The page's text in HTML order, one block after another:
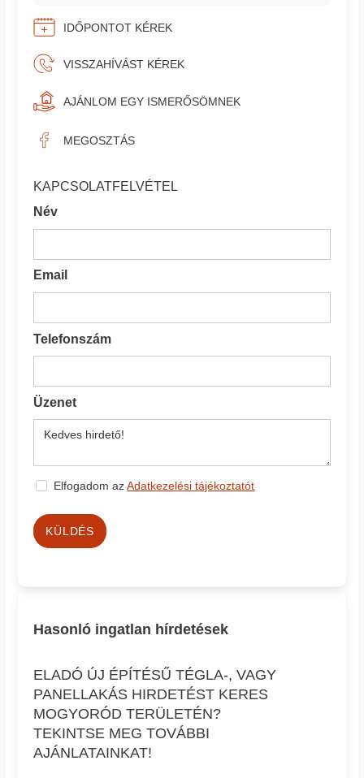
IDŐPONTOT KÉREK
VISSZAHÍVÁST KÉREK
AJÁNLOM EGY ISMERŐSÖMNEK
MEGOSZTÁS
KAPCSOLATFELVÉTEL
Név
Email
Telefonszám
Üzenet
Elfogadom azAdatkezelési tájékoztatót
KÜLDÉS
Hasonló ingatlan hírdetések
ELADÓ ÚJ ÉPÍTÉSŰ TÉGLA-, VAGY
PANELLAKÁS HIRDETÉST KERES
MOGYORÓD TERÜLETÉN?
TEKINTSE MEG TOVÁBBI
AJÁNLATAINKAT!